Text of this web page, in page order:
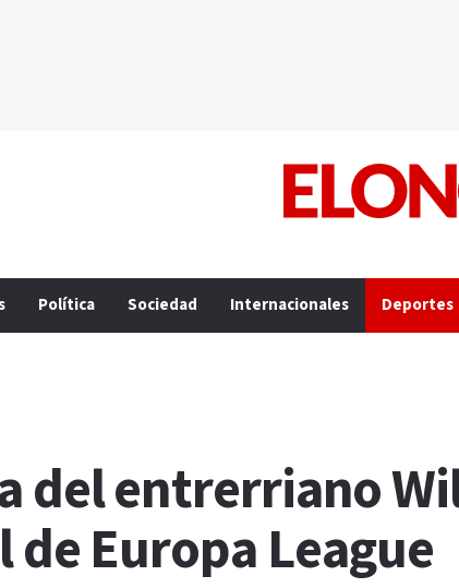
Política Sociedad Internacionales Deportes
del entrerriano
de Europa League